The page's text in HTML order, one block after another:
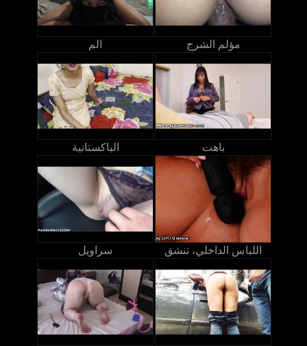
الم مؤلم الشرج
الباكستانية باهت
سراويل اللباس الداخلي، تنشق